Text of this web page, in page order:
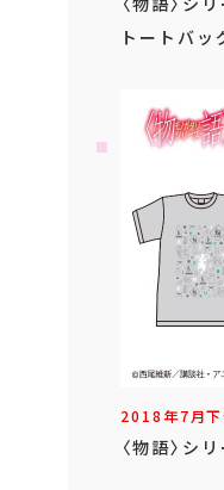
トートバッ
2018年7月
〈物語〉